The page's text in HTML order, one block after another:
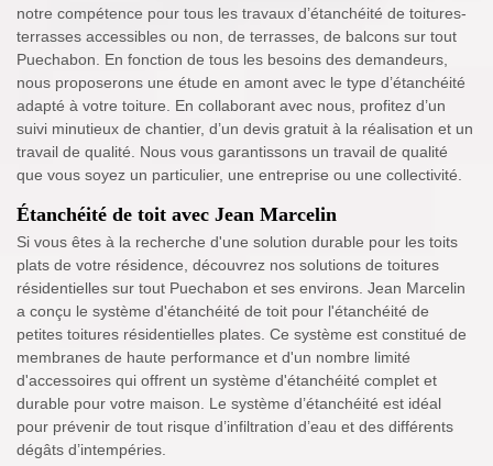
notre compétence pour tous les travaux d’étanchéité de toitures-
terrasses accessibles ou non, de terrasses, de balcons sur tout
Puechabon. En fonction de tous les besoins des demandeurs,
nous proposerons une étude en amont avec le type d’étanchéité
adapté à votre toiture. En collaborant avec nous, profitez d’un
suivi minutieux de chantier, d’un devis gratuit à la réalisation et un
travail de qualité. Nous vous garantissons un travail de qualité
que vous soyez un particulier, une entreprise ou une collectivité.
Étanchéité de toit avec Jean Marcelin
Si vous êtes à la recherche d'une solution durable pour les toits
plats de votre résidence, découvrez nos solutions de toitures
résidentielles sur tout Puechabon et ses environs. Jean Marcelin
a conçu le système d'étanchéité de toit pour l'étanchéité de
petites toitures résidentielles plates. Ce système est constitué de
membranes de haute performance et d'un nombre limité
d'accessoires qui offrent un système d'étanchéité complet et
durable pour votre maison. Le système d’étanchéité est idéal
pour prévenir de tout risque d’infiltration d’eau et des différents
dégâts d’intempéries.